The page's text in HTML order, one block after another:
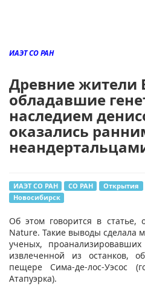
ИАЭТ СО РАН
Древние жители
обладавшие
наследием
оказались
ИАЭТ СО РАН СО РАН Открытия
Новосибирск
​Об этом говорится в статье,
Nature. Такие выводы сделала
ученых,
извлеченной из останков,
пещере Сима-де-лос-Уэсос
Атапуэрка).